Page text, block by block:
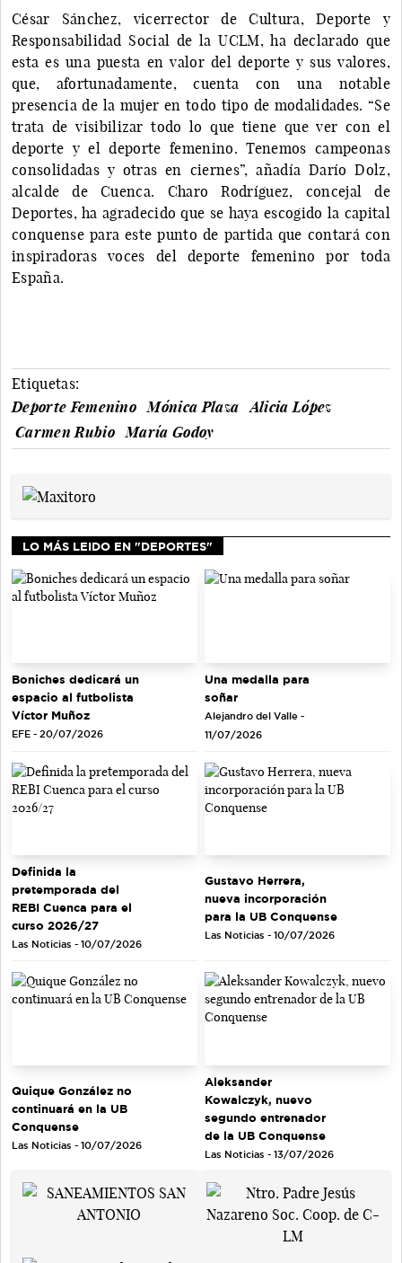
César Sánchez, vicerrector de Cultura, Deporte y
Responsabilidad Social de la UCLM, ha declarado que
esta es una puesta en valor del deporte y sus valores,
que, afortunadamente, cuenta con una notable
presencia de la mujer en todo tipo de modalidades. “Se
trata de visibilizar todo lo que tiene que ver con el
deporte y el deporte femenino. Tenemos campeonas
consolidadas y otras en ciernes”, añadía Darío Dolz,
alcalde de Cuenca. Charo Rodríguez, concejal de
Deportes, ha agradecido que se haya escogido la capital
conquense para este punto de partida que contará con
inspiradoras voces del deporte femenino por toda
España.
Etiquetas:
Deporte Femenino
Mónica Plaza
Alicia López
Carmen Rubio
María Godoy
LO MÁS LEIDO EN "DEPORTES"
Boniches dedicará un
espacio al futbolista
Víctor Muñoz
EFE - 20/07/2026
Una medalla para
soñar
Alejandro del Valle -
11/07/2026
Definida la
pretemporada del
REBI Cuenca para el
curso 2026/27
Las Noticias - 10/07/2026
Gustavo Herrera,
nueva incorporación
para la UB Conquense
Las Noticias - 10/07/2026
Quique González no
continuará en la UB
Conquense
Las Noticias - 10/07/2026
Aleksander
Kowalczyk, nuevo
segundo entrenador
de la UB Conquense
Las Noticias - 13/07/2026